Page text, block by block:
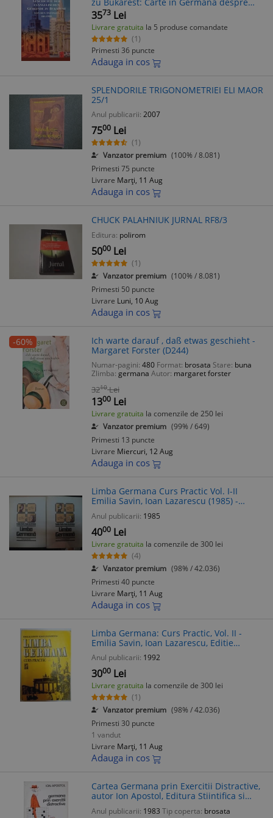
Comunitatea Evanghelica din Bucuresti si
Dobrogea
3573 Lei
Livrare gratuita la 5 produse comandate
(1)
Primesti 36 puncte
Adauga in cos
SPLENDORILE TRIGONOMETRIEI ELI MAOR
25/1
Anul publicarii: 2007
7500 Lei
(1)
Vanzator premium (100% / 8.081)
Primesti 75 puncte
Livrare Marți, 11 Aug
Adauga in cos
CHUCK PALAHNIUK JURNAL RF8/3
Editura: polirom
5000 Lei
(1)
Vanzator premium (100% / 8.081)
Primesti 50 puncte
Livrare Luni, 10 Aug
Adauga in cos
-60%
Ich warte darauf , daß etwas geschieht -
Margaret Forster (D244)
Numar-pagini: 480 Format: brosata Stare: buna
Zlimba: germana Autor: margaret forster
3210 Lei
1300 Lei
Livrare gratuita la comenzile de 250 lei
Vanzator premium (99% / 649)
Primesti 13 puncte
Livrare Miercuri, 12 Aug
Adauga in cos
Limba Germana Curs Practic Vol. I-II
Emilia Savin, Ioan Lazarescu (1985) -
Manual complet de gramatica si
conversatie
Anul publicarii: 1985
4000 Lei
Livrare gratuita la comenzile de 300 lei
(4)
Vanzator premium (98% / 42.036)
Primesti 40 puncte
Livrare Marți, 11 Aug
Adauga in cos
Limba Germana: Curs Practic, Vol. II -
Emilia Savin, Ioan Lazarescu, Editie
Revazuta 1992
Anul publicarii: 1992
3000 Lei
Livrare gratuita la comenzile de 300 lei
(1)
Vanzator premium (98% / 42.036)
Primesti 30 puncte
1 vandut
Livrare Marți, 11 Aug
Adauga in cos
Cartea Germana prin Exercitii Distractive,
autor Ion Apostol, Editura Stiintifica si
Enciclopedica, 1983, paperback, 246
pagini, stare buna
Anul publicarii: 1983 Tip coperta: brosata